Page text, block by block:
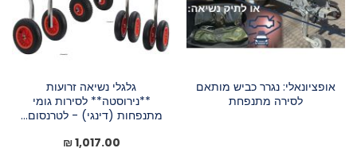
אופציונאלי: נגרר כביש מותאם
לסירה מתנפחת
גלגלי נשיאה זרועות
**נירוסטה** לסירות גומי
מתנפחות (דינגי) - לטרנסום...
1,017.00 ₪